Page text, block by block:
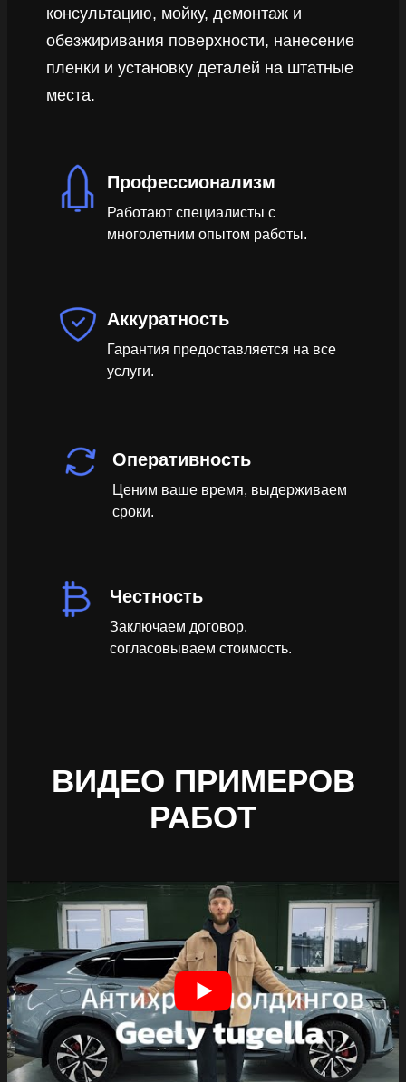
консультацию, мойку, демонтаж и
обезжиривания поверхности, нанесение
пленки и установку деталей на штатные
места.
Профессионализм
Работают специалисты с
многолетним опытом работы.
Аккуратность
Гарантия предоставляется на все
услуги.
Оперативность
Ценим ваше время, выдерживаем
сроки.
Честность
Заключаем договор,
согласовываем стоимость.
ВИДЕО ПРИМЕРОВ
РАБОТ